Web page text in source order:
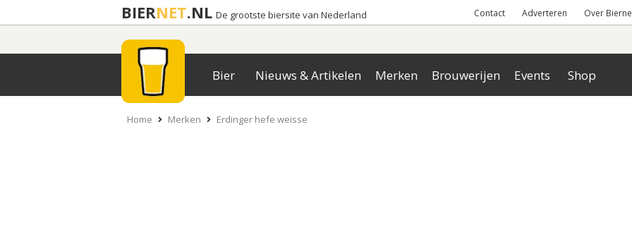
BIERNET.NL De grootste biersite van Nederland Contact Adverteren Over
Bier Nieuws & Artikelen Merken Brouwerijen Events Shop
Home Merken Erdinger hefe weisse